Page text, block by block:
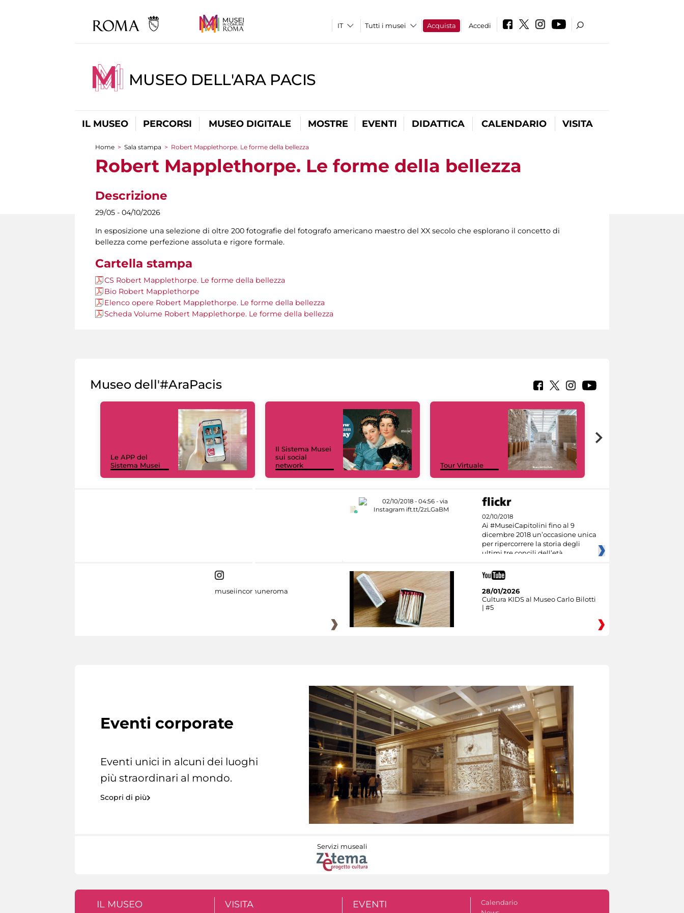
Tutti i musei Acquista Accedi
MUSEO DELL'ARA PACIS
IL MUSEO PERCORSI MUSEO DIGITALE MOSTRE EVENTI DIDATTICA CALENDARIO VISITA
Tu sei qui
Home > Sala stampa > Robert Mapplethorpe. Le forme della bellezza
Robert Mapplethorpe. Le forme della bellezza
Descrizione
29/05 - 04/10/2026
In esposizione una selezione di oltre 200 fotografie del fotografo americano maestro del XX secolo che esplorano il concetto di
bellezza come perfezione assoluta e rigore formale.
Cartella stampa
CS Robert Mapplethorpe. Le forme della bellezza
Bio Robert Mapplethorpe
Elenco opere Robert Mapplethorpe. Le forme della bellezza
Scheda Volume Robert Mapplethorpe. Le forme della bellezza
Museo dell'#AraPacis
Le APP del
Sistema Musei
Il Sistema Musei
sui social
network
Tour Virtuale
02/10/2018
Ai #MuseiCapitolini fino al 9
dicembre 2018 un’occasione unica
per ripercorrere la storia degli
ultimi tre concili dell’età
museiincomuneroma
28/01/2026
Cultura KIDS al Museo Carlo Bilotti
| #5
Eventi corporate
Eventi unici in alcuni dei luoghi
più straordinari al mondo.
Scopri di più
Servizi museali
IL MUSEO VISITA EVENTI
Calendario